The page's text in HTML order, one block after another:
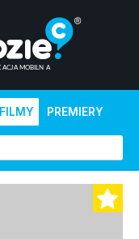
FILMY PREMIERY